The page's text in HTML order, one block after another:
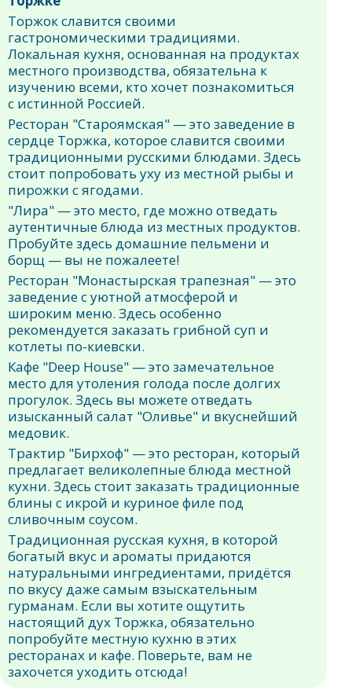
Торжок славится своими
гастрономическими традициями.
Локальная кухня, основанная на продуктах
местного производства, обязательна к
изучению всеми, кто хочет познакомиться
с истинной Россией.
Ресторан "Староямская" — это заведение в
сердце Торжка, которое славится своими
традиционными русскими блюдами. Здесь
стоит попробовать уху из местной рыбы и
пирожки с ягодами.
"Лира" — это место, где можно отведать
аутентичные блюда из местных продуктов.
Пробуйте здесь домашние пельмени и
борщ — вы не пожалеете!
Ресторан "Монастырская трапезная" — это
заведение с уютной атмосферой и
широким меню. Здесь особенно
рекомендуется заказать грибной суп и
котлеты по-киевски.
Кафе "Deep House" — это замечательное
место для утоления голода после долгих
прогулок. Здесь вы можете отведать
изысканный салат "Оливье" и вкуснейший
медовик.
Трактир "Бирхоф" — это ресторан, который
предлагает великолепные блюда местной
кухни. Здесь стоит заказать традиционные
блины с икрой и куриное филе под
сливочным соусом.
Традиционная русская кухня, в которой
богатый вкус и ароматы придаются
натуральными ингредиентами, придётся
по вкусу даже самым взыскательным
гурманам. Если вы хотите ощутить
настоящий дух Торжка, обязательно
попробуйте местную кухню в этих
ресторанах и кафе. Поверьте, вам не
захочется уходить отсюда!